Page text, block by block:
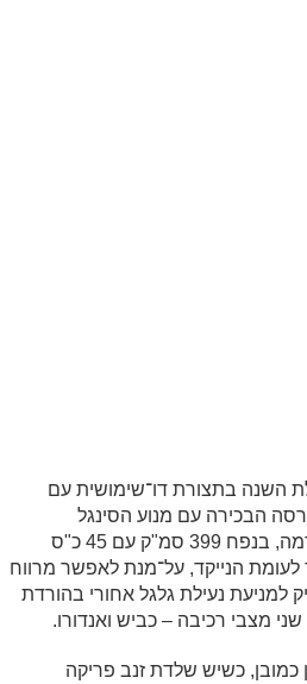
בתחילת השנה בתצורת דו־שימושית עם
הבכירה עם מנוע הסינגל
, שהגיע גם לשאר הדגמים בפלטפורמה, בנפח 399 סמ"ק עם 45 כ"ס
לעומת הנייקד, על־מנת לאפשר מרווח
למניעת נעילת גלגל אחורי בהורדת
מצבי רכיבה – כביש ואנדורו.
כשיש שלדת זנב פריקה